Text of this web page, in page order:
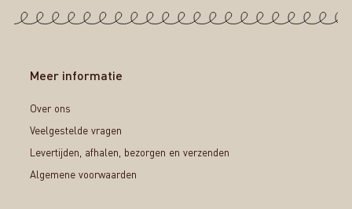
Meer informatie
Over ons
Veelgestelde vragen
Levertijden, afhalen, bezorgen en verzenden
Algemene voorwaarden